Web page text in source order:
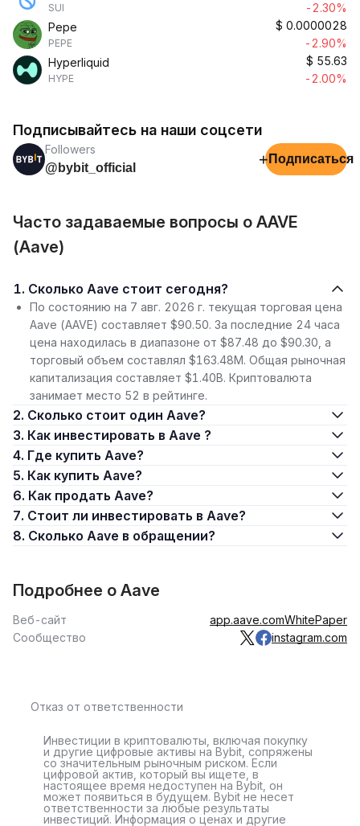
SUI
-2.30%
Pepe
PEPE
$ 0.0000028
-2.90%
Hyperliquid
HYPE
$ 55.63
-2.00%
Подписывайтесь на наши соцсети
Followers
@bybit_official
+ Подписаться
Часто задаваемые вопросы о AAVE
(Aave)
1. Сколько Aave стоит сегодня?
По состоянию на 7 авг. 2026 г. текущая торговая цена
Aave (AAVE) составляет $90.50. За последние 24 часа
цена находилась в диапазоне от $87.48 до $90.30, а
торговый объем составлял $163.48M. Общая рыночная
капитализация составляет $1.40B. Криптовалюта
занимает место 52 в рейтинге.
2. Сколько стоит один Aave?
3. Как инвестировать в Aave ?
4. Где купить Aave?
5. Как купить Aave?
6. Как продать Aave?
7. Стоит ли инвестировать в Aave?
8. Сколько Aave в обращении?
Подробнее о Aave
Веб-сайт app.aave.comWhitePaper
Сообщество
instagram.com
Отказ от ответственности
Инвестиции в криптовалюты, включая покупку
и другие цифровые активы на Bybit, сопряжены
со значительным рыночным риском. Если
цифровой актив, который вы ищете, в
настоящее время недоступен на Bybit, он
может появиться в будущем. Bybit не несет
ответственности за любые результаты
инвестиций. Информация о ценах и другие